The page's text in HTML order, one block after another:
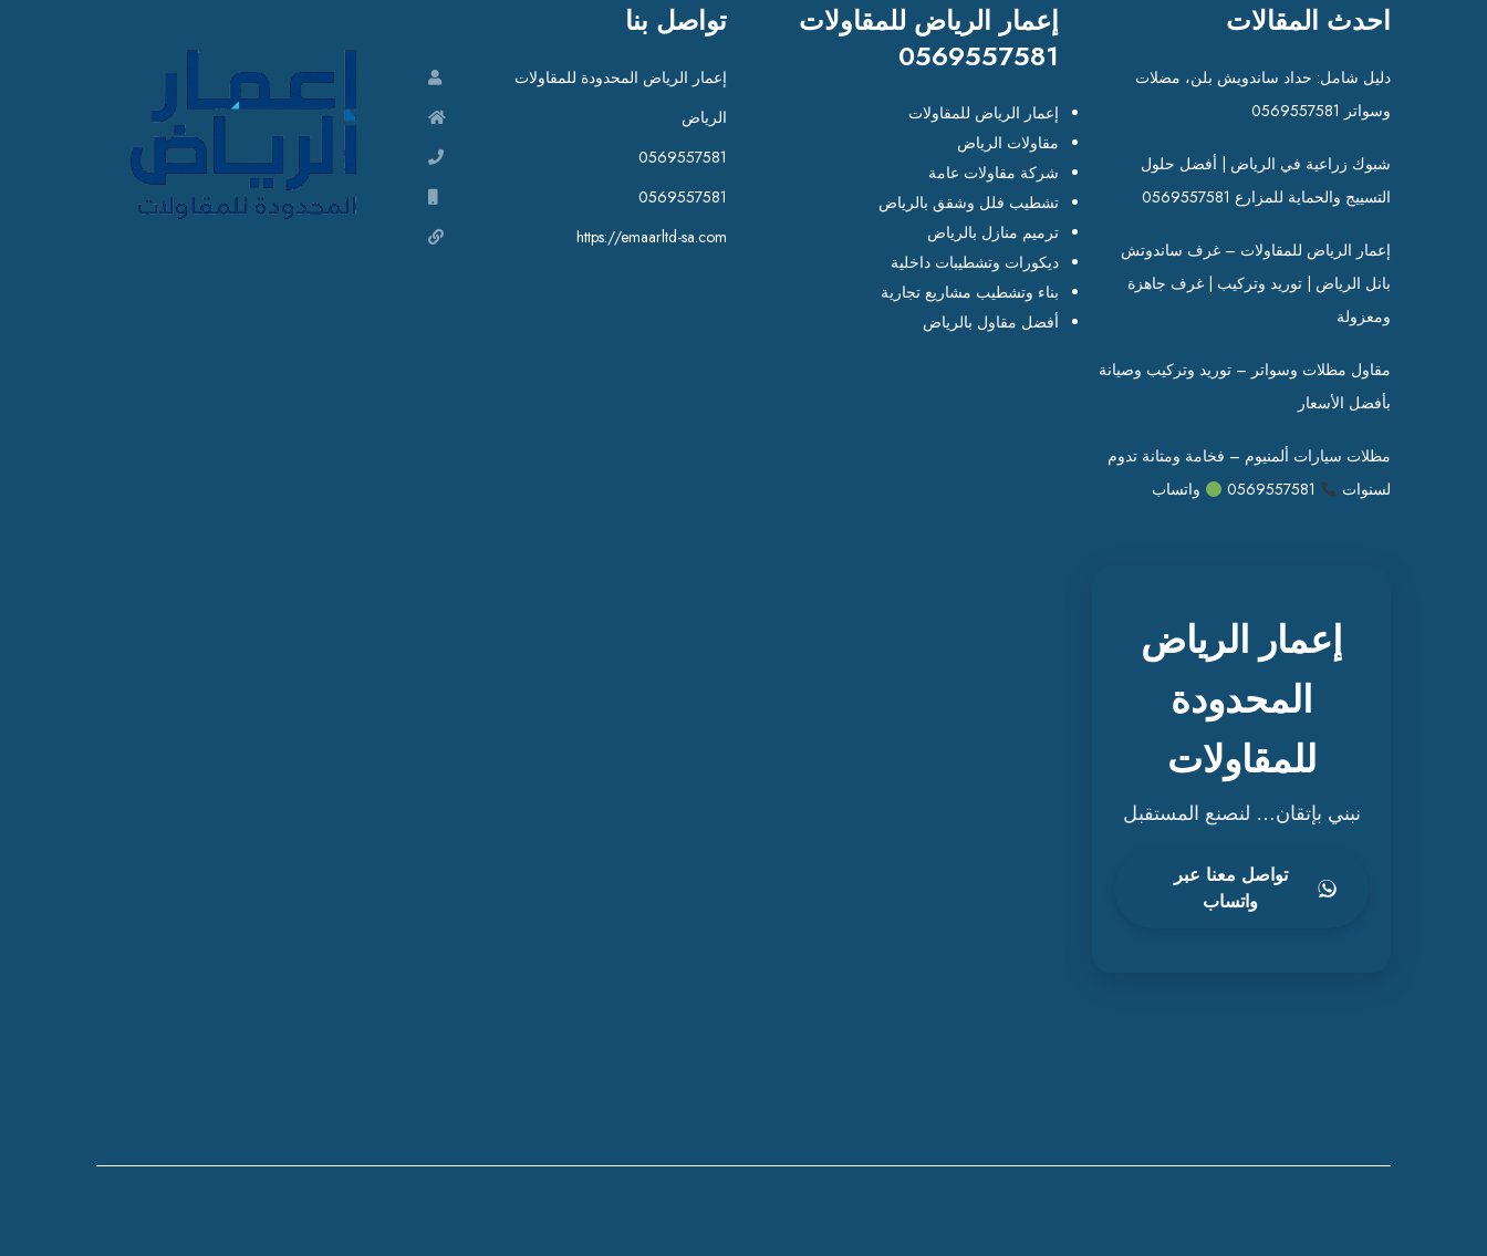
احدث المقالات
دليل شامل: حداد ساندويش بلن، مضلات
وسواتر 0569557581
شبوك زراعية في الرياض | أفضل حلول
التسييج والحماية للمزارع 0569557581
إعمار الرياض للمقاولات – غرف ساندوتش
بانل الرياض | توريد وتركيب | غرف جاهزة
ومعزولة
مقاول مظلات وسواتر – توريد وتركيب وصيانة
بأفضل الأسعار
مظلات سيارات ألمنيوم – فخامة ومتانة تدوم
لسنوات
واتساب
إعمار الرياض
المحدودة
للمقاولات
نبني بإتقان… لنصنع المستقبل
تواصل معنا عبر
واتساب
إعمار الرياض للمقاولات
0569557581
إعمار الرياض للمقاولات
مقاولات الرياض
شركة مقاولات عامة
تشطيب فلل وشقق بالرياض
ترميم منازل بالرياض
ديكورات وتشطيبات داخلية
بناء وتشطيب مشاريع تجارية
أفضل مقاول بالرياض
تواصل بنا
إعمار الرياض المحدودة للمقاولات
الرياض
0569557581
0569557581
https://emaarltd-sa.com